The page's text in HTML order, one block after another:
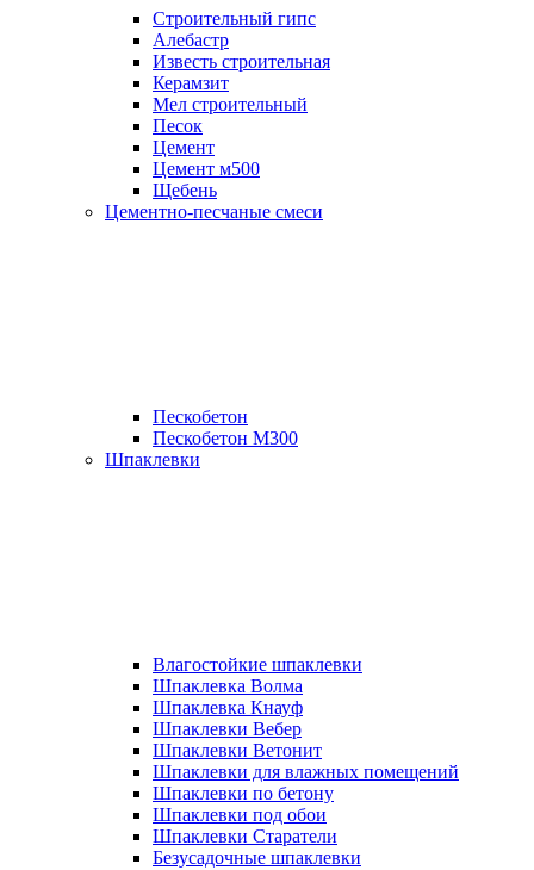
Строительный гипс
Алебастр
Известь строительная
Керамзит
Мел строительный
Песок
Цемент
Цемент м500
Щебень
Цементно-песчаные смеси
Пескобетон
Пескобетон М300
Шпаклевки
Влагостойкие шпаклевки
Шпаклевка Волма
Шпаклевка Кнауф
Шпаклевки Вебер
Шпаклевки Ветонит
Шпаклевки для влажных помещений
Шпаклевки по бетону
Шпаклевки под обои
Шпаклевки Старатели
Безусадочные шпаклевки